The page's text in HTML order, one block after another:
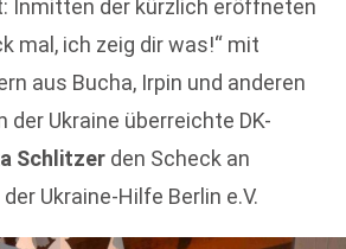
Inmitten der kürzlich eröffneten
mal, ich zeig dir was!“ mit
aus Bucha, Irpin und anderen
Ukraine überreichte DK-
Schlitzer den Scheck an
Ukraine-Hilfe Berlin e.V.